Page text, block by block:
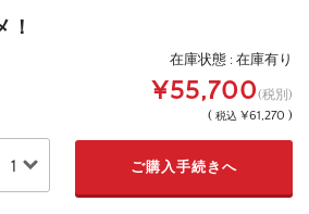
在庫状態 : 在庫有り
¥55,700(税別)
( 税込 ¥61,270 )